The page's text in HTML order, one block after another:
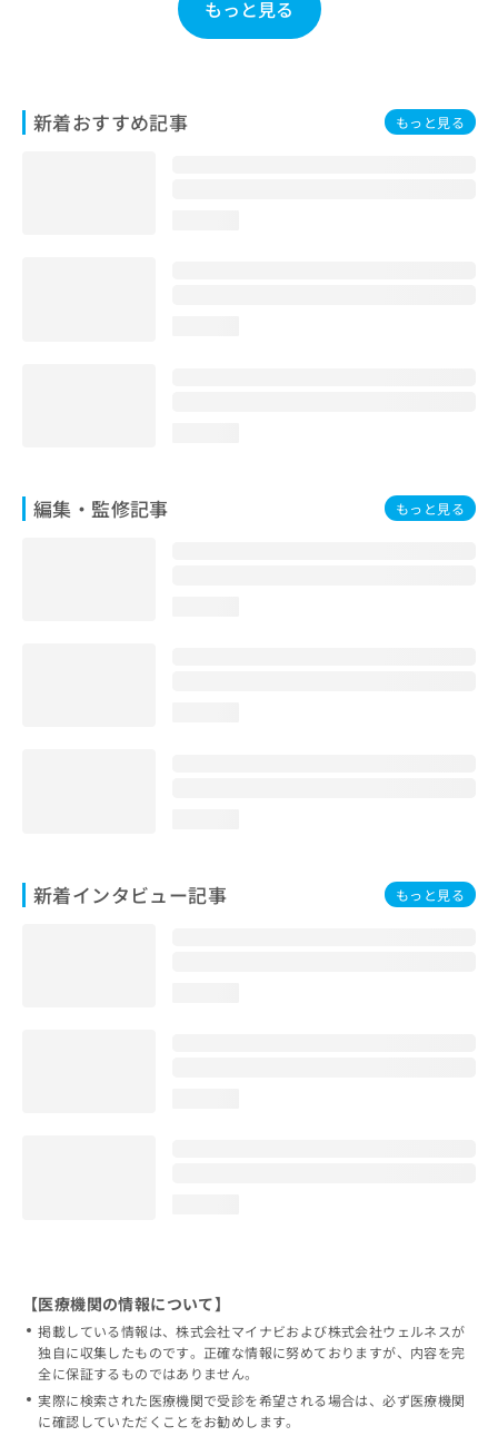
もっと見る
新着おすすめ記事 もっと見る
編集・監修記事 もっと見る
新着インタビュー記事 もっと見る
せ
【医療機関の情報について】
掲載している情報は、株式会社マイナビおよび株式会社ウェルネスが
独自に収集したものです。正確な情報に努めておりますが、内容を完
全に保証するものではありません。
実際に検索された医療機関で受診を希望される場合は、必ず医療機関
に確認していただくことをお勧めします。